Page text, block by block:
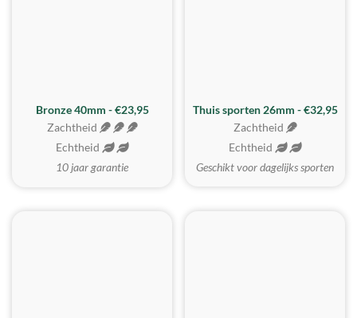
Bronze 40mm - €23,95
Zachtheid
Echtheid
10 jaar garantie
Thuis sporten 26mm - €32,95
Zachtheid
Echtheid
Geschikt voor dagelijks sporten